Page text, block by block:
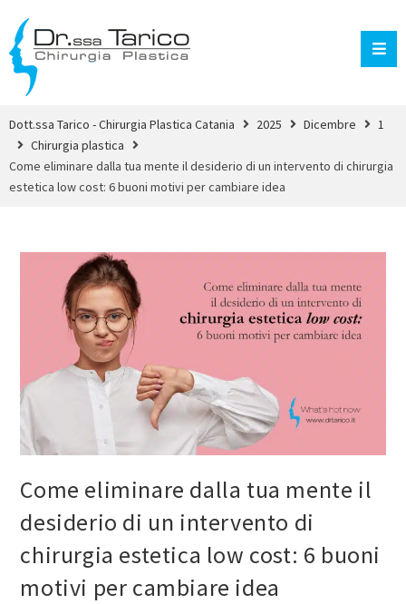
Dott.ssa Tarico - Chirurgia Plastica Catania 2025 Dicembre
1
Chirurgia plastica
Come eliminare dalla tua mente il desiderio di un intervento di chirurgia
estetica low cost: 6 buoni motivi per cambiare idea
Come eliminare dalla tua mente il
desiderio di un intervento di
chirurgia estetica low cost: 6 buoni
motivi per cambiare idea